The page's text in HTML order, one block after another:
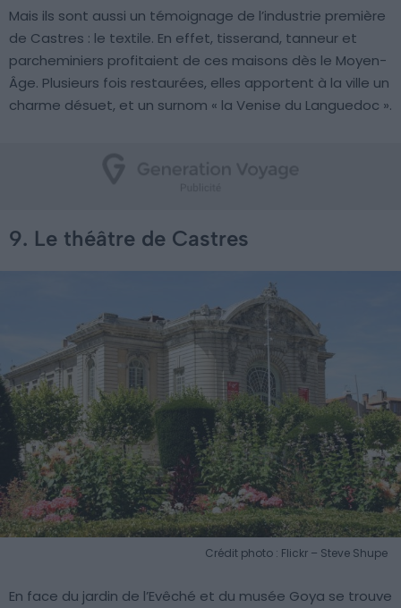
Mais ils sont aussi un témoignage de l’industrie première
de Castres : le textile. En effet, tisserand, tanneur et
parcheminiers profitaient de ces maisons dès le Moyen-
Âge. Plusieurs fois restaurées, elles apportent à la ville un
charme désuet, et un surnom « la Venise du Languedoc ».
9. Le théâtre de Castres
Crédit photo : Flickr – Steve Shupe
En face du jardin de l’Evêché et du musée Goya se trouve